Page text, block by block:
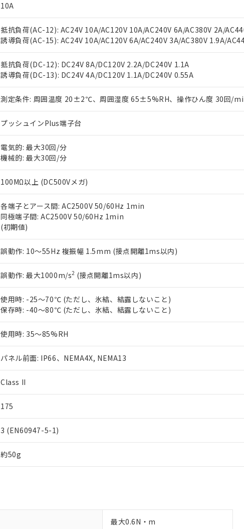
10A
抵抗負荷(AC-12): AC24V 10A/AC120V 10A/AC240V 6A/AC380V 2A/
誘導負荷(AC-15): AC24V 10A/AC120V 6A/AC240V 3A/AC380V 1.9A/
抵抗負荷(DC-12): DC24V 8A/DC120V 2.2A/DC240V 1.1A
誘導負荷(DC-13): DC24V 4A/DC120V 1.1A/DC240V 0.55A
測定条件: 周囲温度 20±2℃、周囲湿度 65±5%RH、操作ひん度 30回/
プッシュインPlus端子台
電気的: 最大30回/分
機械的: 最大30回/分
100MΩ以上 (DC500Vメガ)
各端子とアース間: AC2500V 50/60Hz 1min
同極端子間: AC2500V 50/60Hz 1min
(初期値)
誤動作: 10～55Hz 複振幅 1.5mm (接点開離1ms以内)
誤動作: 最大1000m/s2 (接点開離1ms以内)
使用時: -25～70℃ (ただし、氷結、結露しないこと)
保存時: -40～80℃ (ただし、氷結、結露しないこと)
使用時: 35～85%RH
パネル前面: IP66、NEMA4X, NEMA13
Class II
175
3 (EN60947-5-1)
約50g
最大0.6N・m
ご利用条件
以下の条件をお読みいただき、同意のうえご利用ください。
本サービスは、当社制御機器事業取扱商品の当社在庫状況および
くものです。
当社制御機器事業取扱商品の中には、本サービスの対象外となる
在庫状況および標準価格照会結果は、記載している更新日時点で
い。
正式な納期状況および標準価格はお客様のお取引先、またはお客
当社販売員にご相談ください。
在庫状況および標準価格結果を当社の事前の承諾なく第三者に漏
す。
マイパーツ機能（部品リスト作成サービス）をご利用いただくに
ている必要があります。
が、当社の製品・サービスに関するお客様との取引・商談に必要
さい。
※当社の共同利用者とは、
"個人情報の共同利用に関して"
いる法人を指します。
対応予定：EU RoHS指令（10物質）の非含有に対応した製品に切り替
対応予定なし：EU RoHS指令（10物質）の非含有に非対応の商品で、
調査・確認中：EU RoHS指令（10物質）の非含有の対応状況を調査中
非該当品：ライセンス料など無形物で、有害物質有無と関係のない商品
があります。
*EU RoHS指令（10物質）：
鉛(Pb) 1000ppm以下、 水銀(Hg) 1000ppm以下、 カドミウム(Cd) 100ppm以下、
六価クロム(Cr(Ⅵ)) 1000ppm以下、ポリ臭化ビフェニル類(PBB) 1000ppm以下、ポリ臭化
フタル酸ビス(2-エチルヘキシル) (DEHP)(別名：DOP) 1000ppm以下、フタル酸ブチルベ
ル（DBP） 1000ppm以下、フタル酸ジイソブチル (DIBP) 1000ppm以下
但し、RoHS指令で産業用監視および制御機器に対する適用除外項目は除く。
フタル酸エステル類の４物質については閾値を超える意図的な使用がないことを確認して
※2 対応予定月
部品在庫の切り替え状況などにより、予定月が前後することがあります
※3 非含有証明書ダウンロード
下記の非含有証明書をダウンロードすることができます。
EU RoHS指令（10物質）の非含有証明書
51物質の非含有証明書（当社基準）
また、RoHS指令のフタル酸エステル類４物質の対応では、対応完了
混在することから備考欄に対応日を記載しておりました。
既に当社にて対応品への在庫切替を完了していることから、特段の
り割愛しております。
※1 中国RoHS○×表
「○」：最大均質材料含有率が中国RoHSの基準値以下であることを示
「×」：最大均質材料含有率が中国RoHSの基準値を超えていること
「－」：未確認です。当社販売部門へお問い合わせください。
Pb(鉛) :1000ppm、 Hg(水銀) : 1000ppm、 Cd(カドミウム) : 100ppm、
DEHP(フタル酸ビス(2-エチルヘキシル)) : 1000ppm
※2 環境保護使用期限
「10」：通常の使用状況下において有害物質が外部に漏えいし、環境
味します。
「－」：未確認です。当社販売部門へお問い合わせください。
う）を輸出または国外への提供する場合は、日本国政府の輸出許
などの必要な手続きをとります。
当社は規制貨物を破棄する場合は、完全に破砕するなど、違法に
ます。
当社は貴社製品を、核兵器、ミサイル、化学兵器、生物兵器また
置等に一切使用いたしません。
当社は、貴社製品を第三者に販売する場合は、上記1、2および3
たしません。
合意する
記
説明
△ 一定数には満たないが在庫あり
－
在庫なし(最新の在庫状況については、お客様のお取引先、
空
白
受注生産機種、また在庫状況の情報を公開していない機種